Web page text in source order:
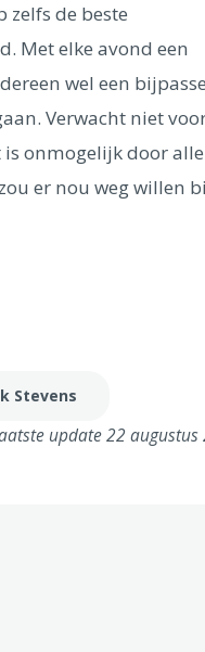
Budapest
zelfs de beste
Met elke avond een
wel een
Verwacht niet
onmogelijk door alle
er nou weg willen
Stevens
update 22 augustus